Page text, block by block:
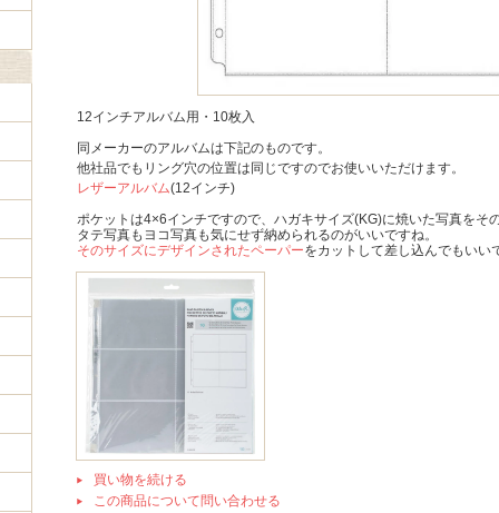
12インチアルバム用・10枚入
同メーカーのアルバムは下記のものです。
他社品でもリング穴の位置は同じですのでお使いいただけます。
レザーアルバム(12インチ)
ポケットは4×6インチですので、ハガキサイズ(KG)に焼いた写真をそ
タテ写真もヨコ写真も気にせず納められるのがいいですね。
そのサイズにデザインされたペーパーをカットして差し込んでもいい
買い物を続ける
この商品について問い合わせる